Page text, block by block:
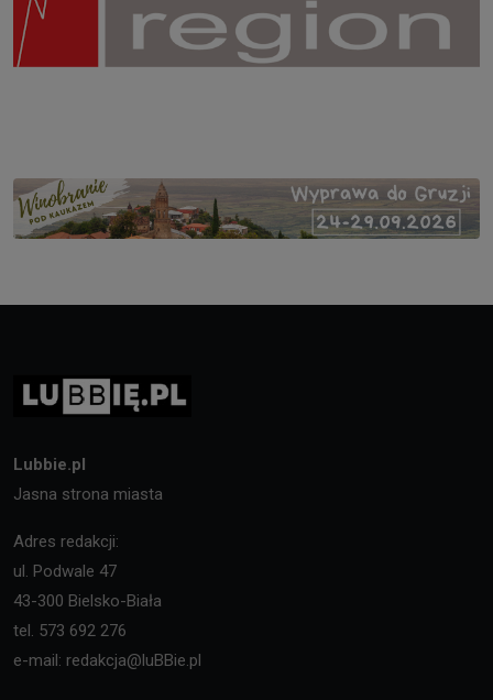
Lubbie.pl
Jasna strona miasta
Adres redakcji:
ul. Podwale 47
43-300 Bielsko-Biała
tel. 573 692 276
e-mail: redakcja@luBBie.pl